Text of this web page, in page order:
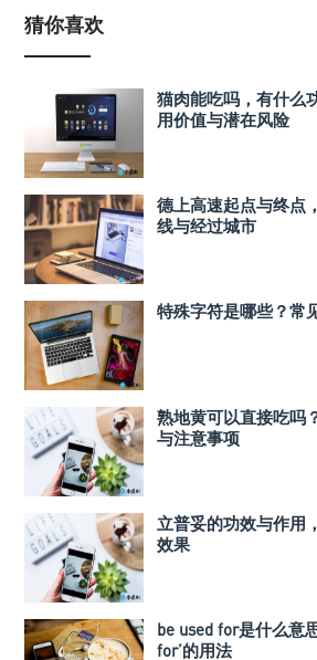
猜你喜欢
猫肉能吃吗，有什么
用价值与潜在风险
德上高速起点与终点
线与经过城市
特殊字符是哪些？常
熟地黄可以直接吃吗
与注意事项
立普妥的功效与作用
效果
be used for是什么意
for’的用法